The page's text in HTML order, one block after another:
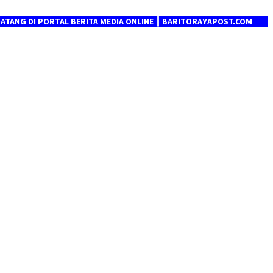
PORTAL BERITA MEDIA ONLINE ┃ BARITORAYAPOST.COM